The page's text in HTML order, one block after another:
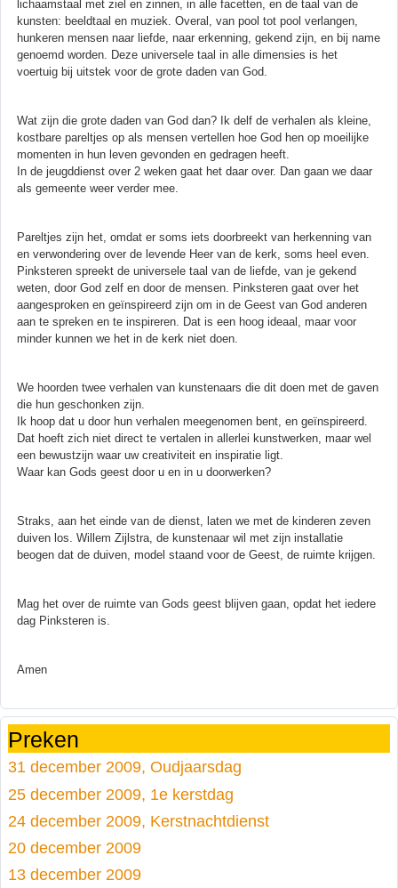
lichaamstaal met ziel en zinnen, in alle facetten, en de taal van de
kunsten: beeldtaal en muziek. Overal, van pool tot pool verlangen,
hunkeren mensen naar liefde, naar erkenning, gekend zijn, en bij name
genoemd worden. Deze universele taal in alle dimensies is het
voertuig bij uitstek voor de grote daden van God.
Wat zijn die grote daden van God dan? Ik delf de verhalen als kleine,
kostbare pareltjes op als mensen vertellen hoe God hen op moeilijke
momenten in hun leven gevonden en gedragen heeft.
In de jeugddienst over 2 weken gaat het daar over. Dan gaan we daar
als gemeente weer verder mee.
Pareltjes zijn het, omdat er soms iets doorbreekt van herkenning van
en verwondering over de levende Heer van de kerk, soms heel even.
Pinksteren spreekt de universele taal van de liefde, van je gekend
weten, door God zelf en door de mensen. Pinksteren gaat over het
aangesproken en geïnspireerd zijn om in de Geest van God anderen
aan te spreken en te inspireren. Dat is een hoog ideaal, maar voor
minder kunnen we het in de kerk niet doen.
We hoorden twee verhalen van kunstenaars die dit doen met de gaven
die hun geschonken zijn.
Ik hoop dat u door hun verhalen meegenomen bent, en geïnspireerd.
Dat hoeft zich niet direct te vertalen in allerlei kunstwerken, maar wel
een bewustzijn waar uw creativiteit en inspiratie ligt.
Waar kan Gods geest door u en in u doorwerken?
Straks, aan het einde van de dienst, laten we met de kinderen zeven
duiven los. Willem Zijlstra, de kunstenaar wil met zijn installatie
beogen dat de duiven, model staand voor de Geest, de ruimte krijgen.
Mag het over de ruimte van Gods geest blijven gaan, opdat het iedere
dag Pinksteren is.
Amen
Preken
31 december 2009, Oudjaarsdag
25 december 2009, 1e kerstdag
24 december 2009, Kerstnachtdienst
20 december 2009
13 december 2009